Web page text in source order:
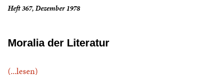
Heft 367, Dezember 1978
Moralia der Literatur
(...lesen)